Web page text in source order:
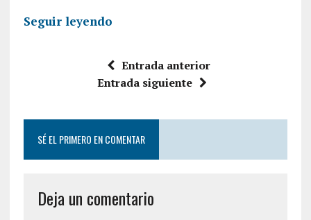
Seguir leyendo
Entrada anterior
Entrada siguiente
SÉ EL PRIMERO EN COMENTAR
Deja un comentario